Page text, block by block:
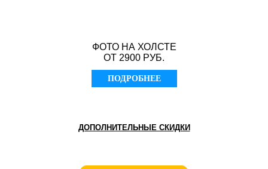
ФОТО НА ХОЛСТЕ
ОТ 2900 РУБ.
ПОДРОБНЕЕ
ДОПОЛНИТЕЛЬНЫЕ СКИДКИ